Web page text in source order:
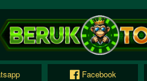
Facebook